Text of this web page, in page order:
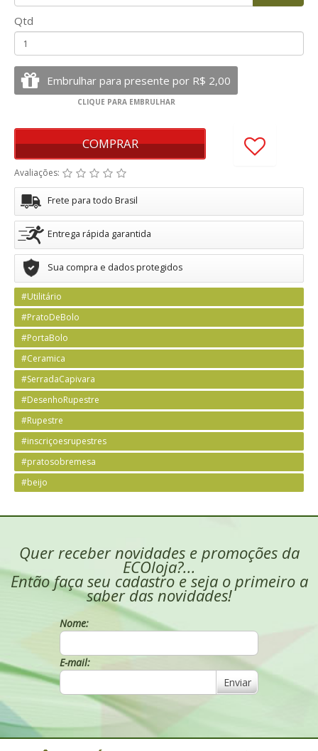
Qtd
COMPRAR
Avaliações:
Frete para todo Brasil
Entrega rápida garantida
Sua compra e dados protegidos
#Utilitário
#PratoDeBolo
#PortaBolo
#Ceramica
#SerradaCapivara
#DesenhoRupestre
#Rupestre
#inscriçoesrupestres
#pratosobremesa
#beijo
Quer receber novidades e promoções da
ECOloja?...
Então faça seu cadastro e seja o primeiro a
saber das novidades!
Nome:
E-mail:
Enviar